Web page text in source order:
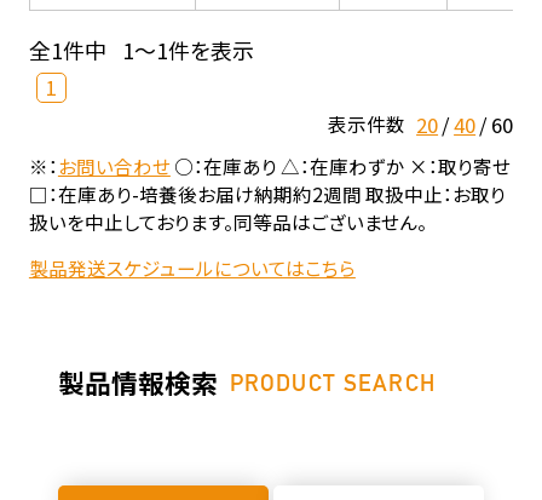
全1件中 1～1件を表示
1
表示件数 20 40 60
※：お問い合わせ○：在庫あり △：在庫わずか ×：取り寄せ
□：在庫あり-培養後お届け納期約2週間 取扱中止：お取り
扱いを中止しております。同等品はございません。
製品発送スケジュールについてはこちら
製品情報検索 PRODUCT SEARCH